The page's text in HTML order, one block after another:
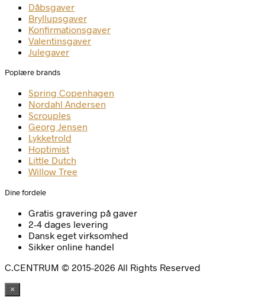
Dåbsgaver
Bryllupsgaver
Konfirmationsgaver
Valentinsgaver
Julegaver
Poplære brands
Spring Copenhagen
Nordahl Andersen
Scrouples
Georg Jensen
Lykketrold
Hoptimist
Little Dutch
Willow Tree
Dine fordele
Gratis gravering på gaver
2-4 dages levering
Dansk eget virksomhed
Sikker online handel
C.CENTRUM © 2015-2026 All Rights Reserved
×